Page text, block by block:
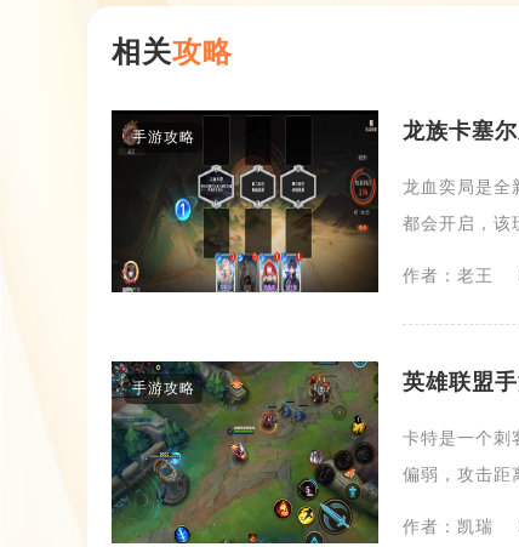
相关攻略
手游攻略 龙族卡塞
龙血奕局是全
都会开启，该
作者：老王
手游攻略 英雄联盟
卡特是一个刺
偏弱，攻击距
作者：凯瑞